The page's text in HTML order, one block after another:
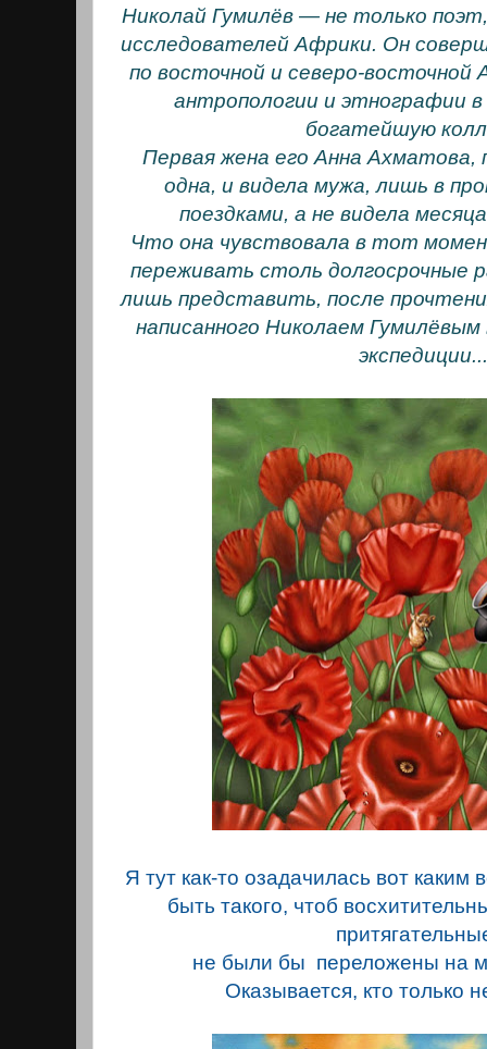
Николай Гумилёв — не только
исследователей Африки. Он
по восточной и северо-восточной
антропологии и этнографии
богатейшую
Первая жена его Анна Ахматова,
одна, и видела мужа, лишь в
поездками, а не видела
Что она чувствовала в тот
переживать столь долгосрочные
лишь представить, после
написанного Николаем Гумилёвым
Я тут как-то озадачилась вот
быть такого, чтоб
не были бы переложены на
Оказывается, кто только